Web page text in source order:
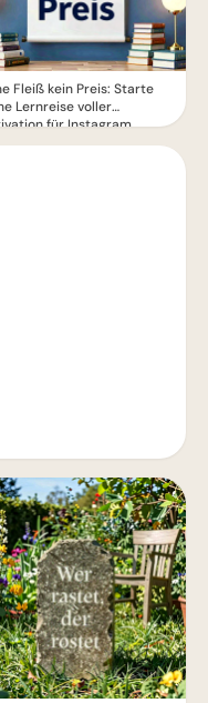
Fleiß kein Preis: Starte
Lernreise voller
für Instagram